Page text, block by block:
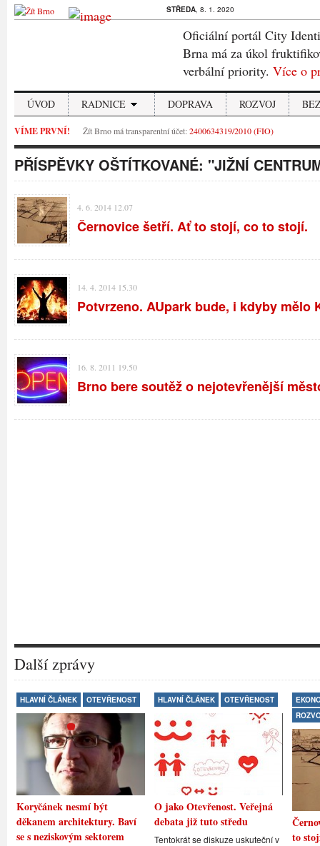
STŘEDA, 8. 1. 2020
Oficiální portál City
Brna má za úkol
verbální priority. Více o
ÚVOD RADNICE DOPRAVA ROZVOJ
VÍME PRVNÍ! Žít Brno má transparentní účet:2400634319/2010 (FIO)
PŘÍSPĚVKY OŠTÍTKOVANÉ: "JIŽNÍ
4. 6. 2014 12.07
Černovice šetří. Ať to stojí, co to stojí.
14. 4. 2014 15.30
Potvrzeno. AUpark bude, i kdyby mělo
16. 8. 2011 19.50
Brno bere soutěž o nejotevřenější
Další zprávy
HLAVNÍ ČLÁNEK OTEVŘENOST
Koryčánek nesmí být
děkanem architektury. Baví
se s neziskovým sektorem
HLAVNÍ ČLÁNEK OTEVŘENOST
O jako Otevřenost. Veřejná
debata již tuto středu
Tentokrát se diskuze uskuteční v
to